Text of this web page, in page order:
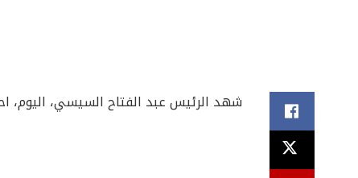
شهد الرئيس عبد الفتاح السيسي، اليوم،